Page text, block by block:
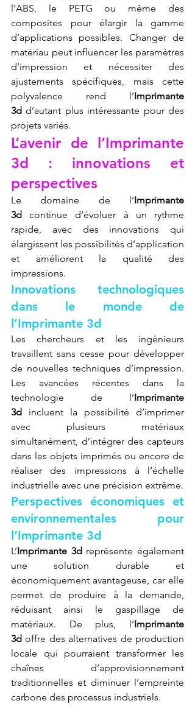
l’ABS, le PETG ou même des
composites pour élargir la gamme
d’applications possibles. Changer de
matériau peut influencer les paramètres
d’impression et nécessiter des
ajustements spécifiques, mais cette
polyvalence rend l’Imprimante
3d d’autant plus intéressante pour des
projets variés.
L’avenir de l’Imprimante
3d : innovations et
perspectives
Le domaine de l’Imprimante
3d continue d’évoluer à un rythme
rapide, avec des innovations qui
élargissent les possibilités d’application
et améliorent la qualité des
impressions.
Innovations technologiques
dans le monde de
l’Imprimante 3d
Les chercheurs et les ingénieurs
travaillent sans cesse pour développer
de nouvelles techniques d’impression.
Les avancées récentes dans la
technologie de l’Imprimante
3d incluent la possibilité d’imprimer
avec plusieurs matériaux
simultanément, d’intégrer des capteurs
dans les objets imprimés ou encore de
réaliser des impressions à l’échelle
industrielle avec une précision extrême.
Perspectives économiques et
environnementales pour
l’Imprimante 3d
L’Imprimante 3d représente également
une solution durable et
économiquement avantageuse, car elle
permet de produire à la demande,
réduisant ainsi le gaspillage de
matériaux. De plus, l’Imprimante
3d offre des alternatives de production
locale qui pourraient transformer les
chaînes d’approvisionnement
traditionnelles et diminuer l’empreinte
carbone des processus industriels.